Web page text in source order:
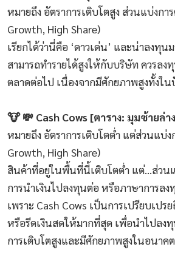
หมายถึง อัตราการเติบโตสูง ส่วนแบ่งกา
Growth, High Share)
เรียกได้ว่านี่คือ ‘ดาวเด่น’ และน่าลงทุ
สามารถทำรายได้สูงให้กับบริษัท ควรล
ตลาดต่อไป เนื่องจากมีศักยภาพสูงทั้งใ
🐮 💸 Cash Cows [ตาราง: มุมซ้ายล่า
หมายถึง อัตราการเติบโตต่ำ แต่ส่วนแบ่ง
Growth, High Share)
สินค้าที่อยู่ในพื้นที่นี้เติบโตต่ำ แต่…ส่วน
การนำเงินไปลงทุนต่อ หรือภาษาการลง
เพราะ Cash Cows เป็นการเปรียบเปร
หรือรีดเงินสดให้มากที่สุด เพื่อนำไปลง
การเติบโตสูงและมีศักยภาพสูงในอนาค